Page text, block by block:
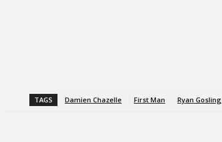
TAGS Damien Chazelle First Man Ryan Gosling